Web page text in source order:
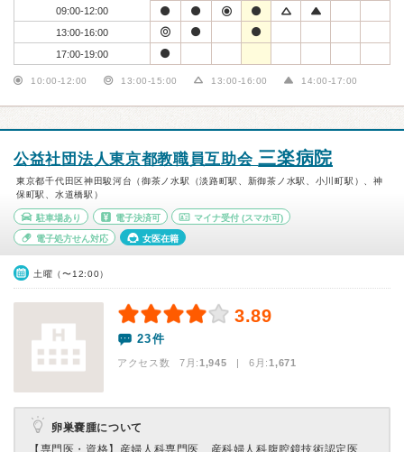
09:00-12:00
13:00-16:00
17:00-19:00
10:00-12:00 13:00-15:00 13:00-16:00 14:00-17:00
公益社団法人東京都教職員互助会三楽病院
東京都千代田区神田駿河台（御茶ノ水駅（淡路町駅、新御茶ノ水駅、小川町駅）、神
保町駅、水道橋駅）
駐車場あり 電子決済可 マイナ受付 (スマホ可)
電子処方せん対応 女医在籍
土曜（〜12:00）
3.89
23件
アクセス数 7月:1,945 | 6月:1,671
卵巣嚢腫について
【専門医・資格】 産婦人科専門医、産科婦人科腹腔鏡技術認定医